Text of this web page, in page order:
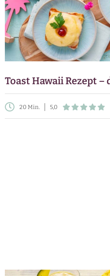
Toast Hawaii Rezept –
20 Min. 5,0